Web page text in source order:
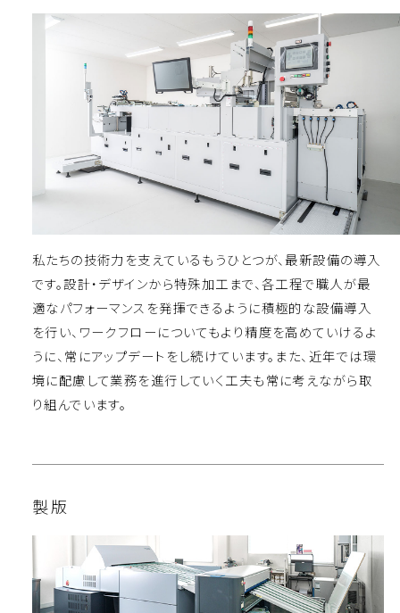
私たちの技術力を支えているもうひとつが、最新設備の導入
です。設計・デザインから特殊加工まで、各工程で職人が最
適なパフォーマンスを発揮できるように積極的な設備導入
を行い、ワークフローについてもより精度を高めていけるよ
うに、常にアップデートをし続けています。また、近年では環
境に配慮して業務を進行していく工夫も常に考えながら取
り組んでいます。
製版